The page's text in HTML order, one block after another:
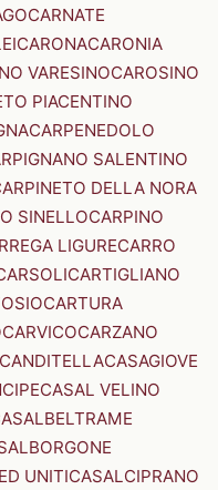
CARNATE
CARONACARONIA
VARESINOCAROSINO
PIACENTINO
CARPENEDOLO
SALENTINO
DELLA NORA
SINELLOCARPINO
LIGURECARRO
CARTIGLIANO
CARTURA
CARVICOCARZANO
CASAGIOVE
CASAL VELINO
UNITICASALCIPRANO